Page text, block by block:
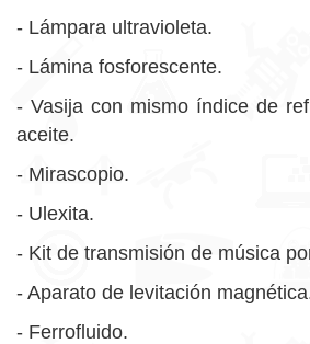
- Lámpara ultravioleta.
- Lámina fosforescente.
- Vasija con mismo índice de
aceite.
- Mirascopio.
- Ulexita.
- Kit de transmisión de música
- Aparato de levitación
- Ferrofluido.